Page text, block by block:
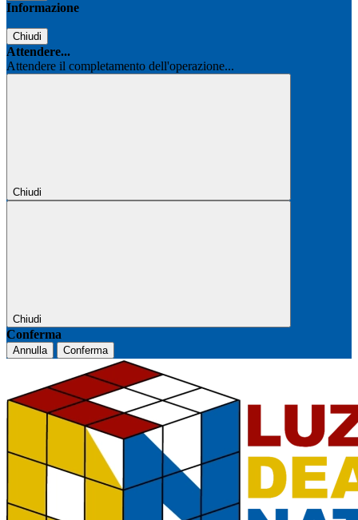
Informazione
Chiudi
Attendere...
Attendere il completamento dell'operazione...
Chiudi
Chiudi
Conferma
Annulla Conferma